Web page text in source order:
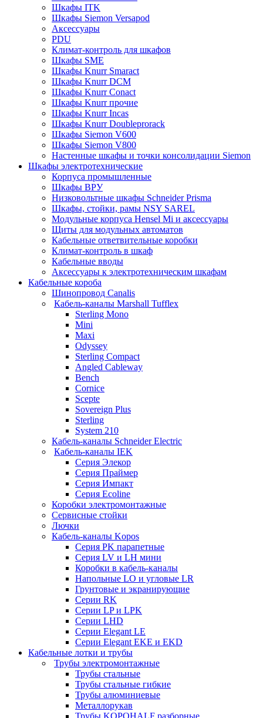
Шкафы ITK
Шкафы Siemon Versapod
Аксессуары
PDU
Климат-контроль для шкафов
Шкафы SME
Шкафы Knurr Smaract
Шкафы Knurr DCM
Шкафы Knurr Conact
Шкафы Knurr прочие
Шкафы Knurr Incas
Шкафы Knurr Doubleprorack
Шкафы Siemon V600
Шкафы Siemon V800
Настенные шкафы и точки консолидации Siemon
Шкафы электротехнические
Корпуса промышленные
Шкафы ВРУ
Низковольтные шкафы Schneider Prisma
Шкафы, стойки, рамы NSY SAREL
Модульные корпуса Hensel Mi и аксессуары
Щиты для модульных автоматов
Кабельные ответвительные коробки
Климат-контроль в шкаф
Кабельные вводы
Аксессуары к электротехническим шкафам
Кабельные короба
Шинопровод Canalis
Кабель-каналы Marshall Tufflex
Sterling Mono
Mini
Maxi
Odyssey
Sterling Compact
Angled Cableway
Bench
Cornice
Scepte
Sovereign Plus
Sterling
System 210
Кабель-каналы Schneider Electric
Кабель-каналы IEK
Серия Элекор
Серия Праймер
Серия Импакт
Серия Ecoline
Коробки электромонтажные
Сервисные стойки
Лючки
Кабель-каналы Kopos
Серия PK парапетные
Серия LV и LH мини
Коробки в кабель-каналы
Напольные LO и угловые LR
Грунтовые и экранирующие
Серии RK
Серии LP и LPK
Серии LHD
Серии Elegant LE
Серии Elegant EKE и EKD
Кабельные лотки и трубы
Трубы электромонтажные
Трубы стальные
Трубы стальные гибкие
Трубы алюминиевые
Металлорукав
Трубы KOPOHALF разборные